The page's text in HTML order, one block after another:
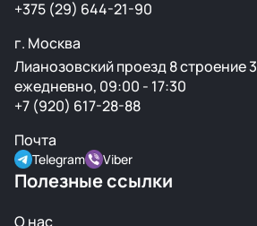
+375 (29) 644-21-90
г. Москва
Лианозовский проезд 8 строение 3
ежедневно, 09:00 - 17:30
+7 (920) 617-28-88
Почта
Telegram Viber
Полезные ссылки
О нас